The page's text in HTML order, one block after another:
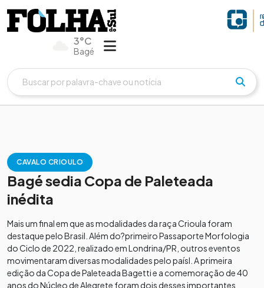
3°C
Bagé
CAVALO CRIOULO
Bagé sedia Copa de Paleteada
inédita
Mais um final em que as modalidades da raça Crioula foram
destaque pelo Brasil. Além do?primeiro Passaporte Morfologia
do Ciclo de 2022, realizado em Londrina/PR, outros eventos
movimentaram diversas modalidades pelo paísl. A primeira
edição da Copa de Paleteada Bagetti e a comemoração de 40
anos do Núcleo de Alegrete foram dois desses importantes